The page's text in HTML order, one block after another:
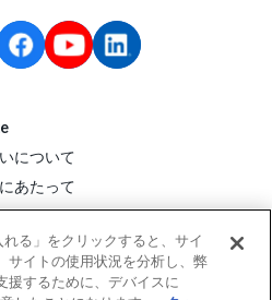
について
あたって
いて
公式アカウント運用ポリシー
ティ方針
れる」をクリックすると、サイ
サイトの使用状況を分析し、弊
援するために、デバイスに